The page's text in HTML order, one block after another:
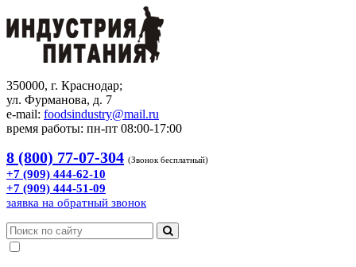
350000, г. Краснодар;
ул. Фурманова, д. 7
e-mail: foodsindustry@mail.ru
время работы: пн-пт 08:00-17:00
8 (800) 77-07-304 (Звонок бесплатный)
+7 (909) 444-62-10
+7 (909) 444-51-09
заявка на обратный звонок